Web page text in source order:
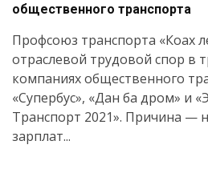
общественного транспорта
Профсоюз транспорта «Коах
отраслевой трудовой спор в
компаниях общественного
«Супербус», «Дан ба дром» и
Транспорт 2021». Причина —
зарплат...